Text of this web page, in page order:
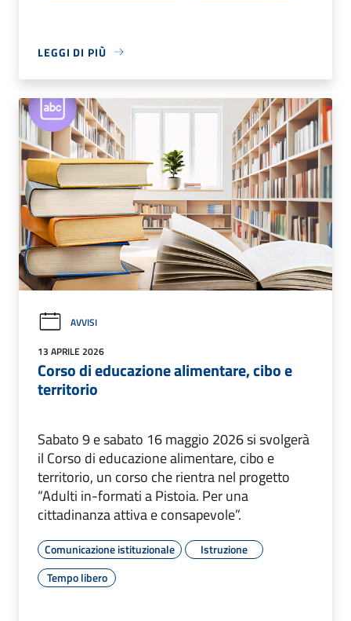
LEGGI DI PIÙ
AVVISI
13 APRILE 2026
Corso di educazione alimentare, cibo e
territorio
Sabato 9 e sabato 16 maggio 2026 si svolgerà
il Corso di educazione alimentare, cibo e
territorio, un corso che rientra nel progetto
“Adulti in-formati a Pistoia. Per una
cittadinanza attiva e consapevole”.
Comunicazione istituzionale
Istruzione
Tempo libero